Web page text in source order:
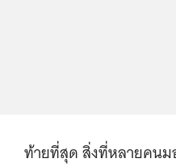
ท้ายที่สุด สิ่งที่หลายคนม